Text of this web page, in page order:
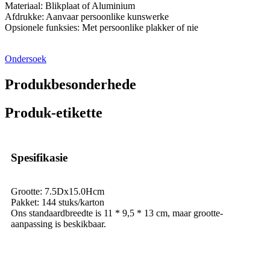
Materiaal: Blikplaat of Aluminium
Afdrukke: Aanvaar persoonlike kunswerke
Opsionele funksies: Met persoonlike plakker of nie
Ondersoek
Produkbesonderhede
Produk-etikette
Spesifikasie
Grootte: 7.5Dx15.0Hcm
Pakket: 144 stuks/karton
Ons standaardbreedte is 11 * 9,5 * 13 cm, maar grootte-
aanpassing is beskikbaar.